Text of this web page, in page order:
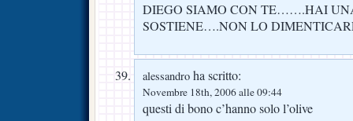
DIEGO SIAMO CON TE…….HAI
SOSTIENE….NON LO
alessandro ha scritto:
Novembre 18th, 2006 alle 09:44
questi di bono c’hanno solo l’olive